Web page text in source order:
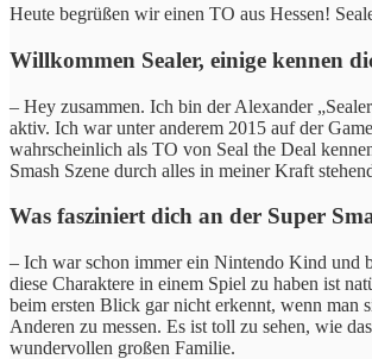
Heute begrüßen wir einen TO aus Hessen!
Willkommen Sealer, einige kennen
– Hey zusammen. Ich bin der Alexander
aktiv. Ich war unter anderem 2015 auf der
wahrscheinlich als TO von Seal the Deal
Smash Szene durch alles in meiner Kraft
Was fasziniert dich an der Super
– Ich war schon immer ein Nintendo Kind und
diese Charaktere in einem Spiel zu haben ist
beim ersten Blick gar nicht erkennt, wenn man
Anderen zu messen. Es ist toll zu sehen, wie
wundervollen großen Familie.